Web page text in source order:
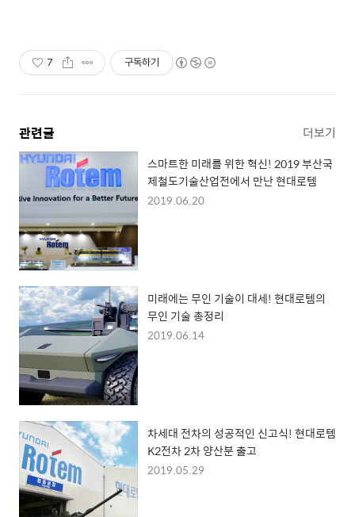
7 구독하기
관련글 더보기
스마트한 미래를 위한 혁신! 2019 부산국
제철도기술산업전에서 만난 현대로템
2019.06.20
미래에는 무인 기술이 대세! 현대로템의
무인 기술 총정리
2019.06.14
차세대 전차의 성공적인 신고식! 현대로템
K2전차 2차 양산분 출고
2019.05.29